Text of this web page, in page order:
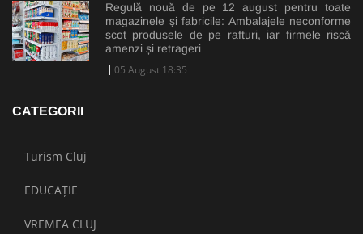
Regulă nouă de pe 12 august pentru toate
magazinele și fabricile: Ambalajele neconforme
scot produsele de pe rafturi, iar firmele riscă
amenzi și retrageri
05 August 18:35
CATEGORII
Turism Cluj
EDUCAȚIE
VREMEA CLUJ